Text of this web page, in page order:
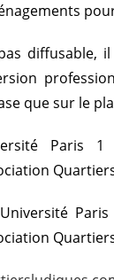
diffusable,
que sur le
Paris 1
Université